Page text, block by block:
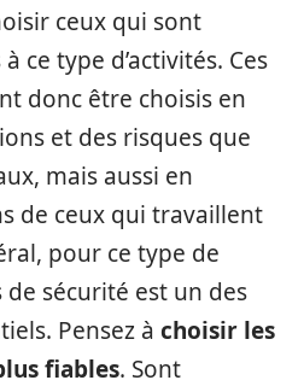
ceux qui sont
ce type d’activités. Ces
donc être choisis en
et des risques que
mais aussi en
de ceux qui travaillent
pour ce type de
sécurité est un des
Pensez à choisir les
fiables. Sont